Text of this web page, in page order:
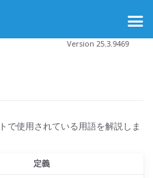
Version 25.3.9469
で使用されている用語を解説しま
定義